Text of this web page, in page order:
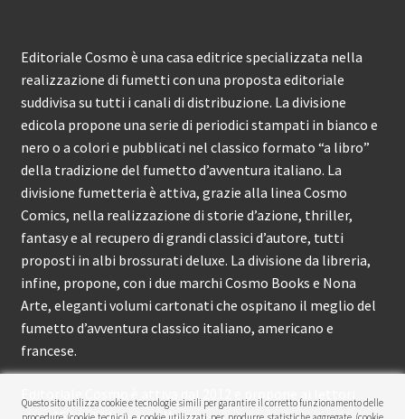
Editoriale Cosmo è una casa editrice specializzata nella
realizzazione di fumetti con una proposta editoriale
suddivisa su tutti i canali di distribuzione. La divisione
edicola propone una serie di periodici stampati in bianco e
nero o a colori e pubblicati nel classico formato “a libro”
della tradizione del fumetto d’avventura italiano. La
divisione fumetteria è attiva, grazie alla linea Cosmo
Comics, nella realizzazione di storie d’azione, thriller,
fantasy e al recupero di grandi classici d’autore, tutti
proposti in albi brossurati deluxe. La divisione da libreria,
infine, propone, con i due marchi Cosmo Books e Nona
Arte, eleganti volumi cartonati che ospitano il meglio del
fumetto d’avventura classico italiano, americano e
francese.
Questo sito utilizza cookie e tecnologie simili per garantire il corretto funzionamento delle